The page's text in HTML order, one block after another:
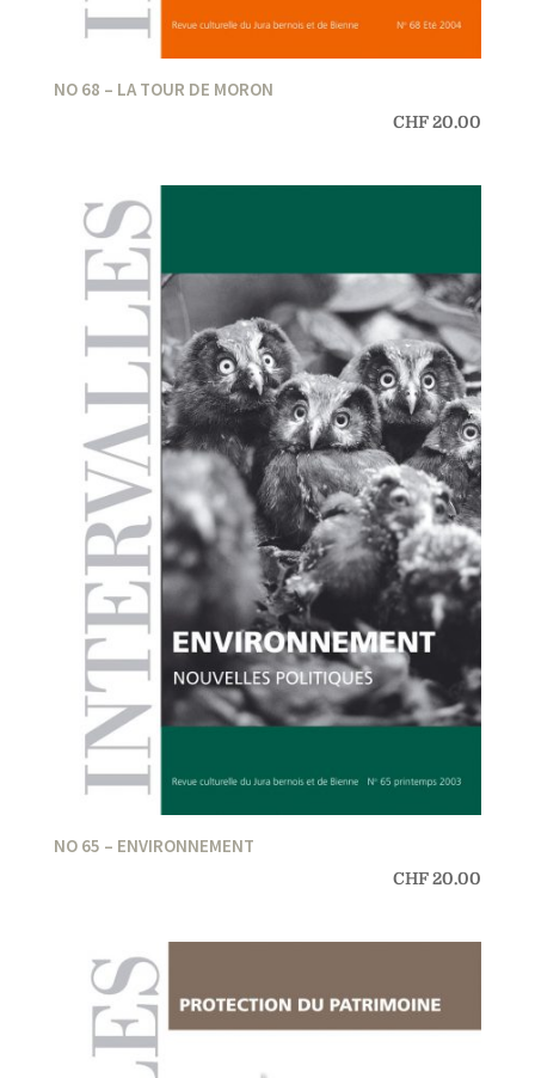
NO 68 – LA TOUR DE MORON
CHF20.00
NO 65 – ENVIRONNEMENT
CHF20.00